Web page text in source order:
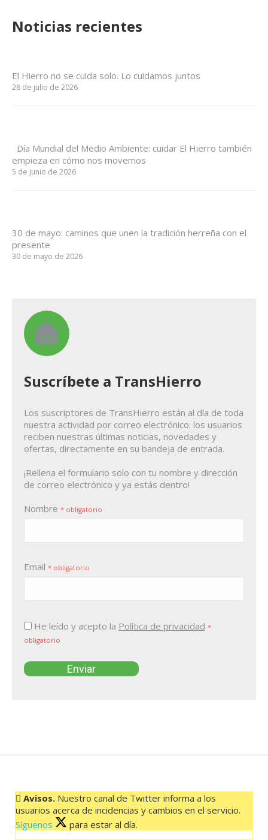
Noticias recientes
El Hierro no se cuida solo. Lo cuidamos juntos
28 de julio de 2026
Día Mundial del Medio Ambiente: cuidar El Hierro también
empieza en cómo nos movemos
5 de junio de 2026
30 de mayo: caminos que unen la tradición herreña con el
presente
30 de mayo de 2026
Suscríbete a TransHierro
Los suscriptores de TransHierro están al día de toda
nuestra actividad por correo electrónico: los usuarios
reciben nuestras últimas noticias, novedades y
ofertas, directamente en su bandeja de entrada.
¡Rellena el formulario solo con tu nombre y dirección
de correo electrónico y ya estás dentro!
Nombre * obligatorio
Email * obligatorio
He leído y acepto la Política de privacidad *
obligatorio
Avisos. Nuestro canal de Twitter informa a los
usuarios acerca de incidencias y cambios en el servicio.
Síguenos
para estar al día.
El feed de Twitter no está disponible en este momento.